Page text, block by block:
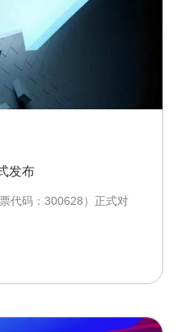
发布
代码：300628）正式对